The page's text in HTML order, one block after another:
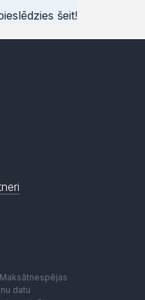
šeit!
datu